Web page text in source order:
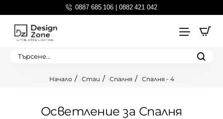
0887 685 106 | 0882 421 042
Търсене...
Осветление за Спалня
Стаи Спалня Спалня - 4